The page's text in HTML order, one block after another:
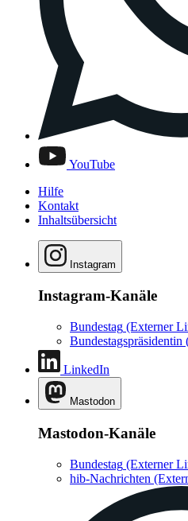
YouTube
Hilfe
Kontakt
Inhaltsübersicht
Instagram
Instagram-Kanäle
Bundestag (Externer
Bundestagspräsidentin
LinkedIn
Mastodon
Mastodon-Kanäle
Bundestag (Externer
hib-Nachrichten